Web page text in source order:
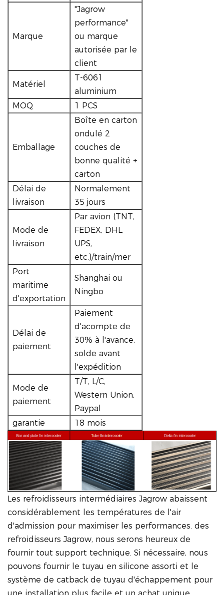
Marque
"Jagrow
performance"
ou marque
autorisée par le
client
Matériel
T-6061
aluminium
MOQ
1 PCS
Emballage
Boîte en carton
ondulé 2
couches de
bonne qualité +
carton
Délai de
livraison
Normalement
35 jours
Mode de
livraison
Par avion (TNT,
FEDEX, DHL,
UPS,
etc.)/train/mer
Port
maritime
d'exportation
Shanghai ou
Ningbo
Délai de
paiement
Paiement
d'acompte de
30% à l'avance,
solde avant
l'expédition
Mode de
paiement
T/T, L/C,
Western Union,
Paypal
garantie
18 mois
Les refroidisseurs intermédiaires Jagrow abaissent
considérablement les températures de l'air
d'admission pour maximiser les performances. des
refroidisseurs Jagrow, nous serons heureux de
fournir tout support technique. Si nécessaire, nous
pouvons fournir le tuyau en silicone assorti et le
système de catback de tuyau d'échappement pour